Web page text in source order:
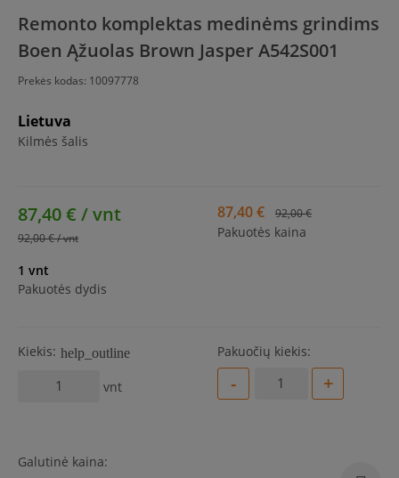
Remonto komplektas medinėms grindims
Boen Ąžuolas Brown Jasper A542S001
Prekės kodas: 10097778
Lietuva
Kilmės šalis
87,40 € / vnt
92,00 € / vnt
87,40 € 92,00 €
Pakuotės kaina
1 vnt
Pakuotės dydis
Kiekis: help_outline
vnt
Pakuočių kiekis:
- +
Galutinė kaina: